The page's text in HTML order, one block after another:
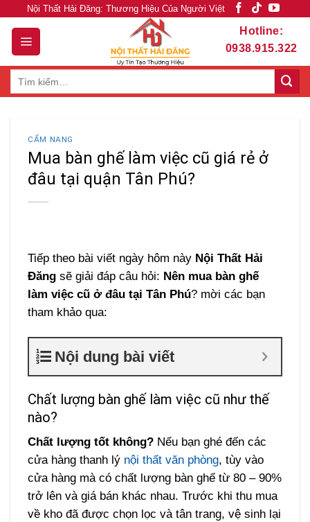
content
Nội Thất Hải Đăng: Thương Hiệu Của Người Việt
Hotline:
0938.915.322
CẨM NANG
Mua bàn ghế làm việc cũ giá rẻ ở
đâu tại quận Tân Phú?
Tiếp theo bài viết ngày hôm này Nội Thất Hải
Đăng sẽ giải đáp câu hỏi: Nên mua bàn ghế
làm việc cũ ở đâu tại Tân Phú? mời các bạn
tham khảo qua:
Nội dung bài viết
Chất lượng bàn ghế làm việc cũ như thế
nào?
Chất lượng tốt không? Nếu bạn ghé đến các
cửa hàng thanh lý nội thất văn phòng, tùy vào
cửa hàng mà có chất lượng bàn ghế từ 80 – 90%
trở lên và giá bán khác nhau. Trước khi thu mua
về kho đã được chọn lọc và tân trang, vệ sinh lại